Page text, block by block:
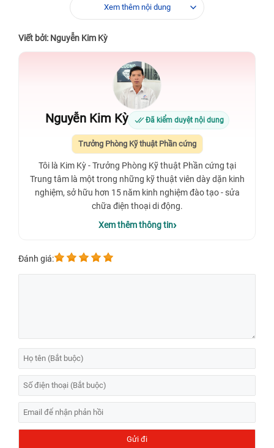
Xem thêm nội dung
Viết bởi: Nguyễn Kim Kỳ
Nguyễn Kim Kỳ Đã kiểm duyệt nội dung
Trưởng Phòng Kỹ thuật Phần cứng
Tôi là Kim Kỳ - Trưởng Phòng Kỹ thuật Phần cứng tại
Trung tâm là một trong những kỹ thuật viên dày dặn kinh
nghiệm, sở hữu hơn 15 năm kinh nghiệm đào tạo - sửa
chữa điện thoại di động.
Xem thêm thông tin
Đánh giá: